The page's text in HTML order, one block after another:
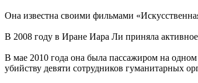
Она известна своими фильмами
В 2008 году в Иране Иара Ли приняла
В мае 2010 года она была пассажиром на
убийству девяти сотрудников гуманитарных